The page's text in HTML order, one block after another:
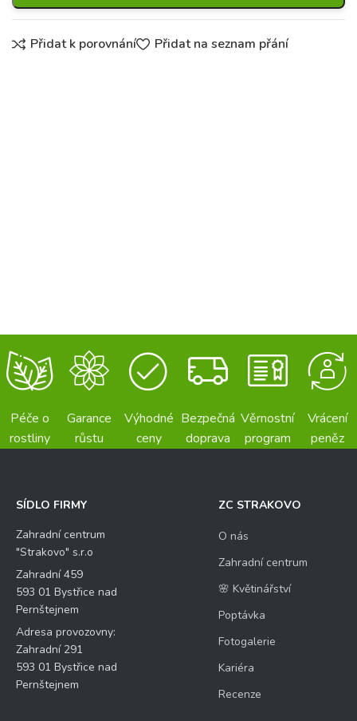
Přidat k porovnání Přidat na seznam přání
Péče o
rostliny
Garance
růstu
Výhodné
ceny
Bezpečná
doprava
Věrnostní
program
Vrácení
peněz
SÍDLO FIRMY
Zahradní centrum
"Strakovo" s.r.o
Zahradní 459
593 01 Bystřice nad
Pernštejnem
Adresa provozovny:
Zahradní 291
593 01 Bystřice nad
Pernštejnem
ZC STRAKOVO
O nás
Zahradní centrum
🌸 Květinářství
Poptávka
Fotogalerie
Kariéra
Recenze